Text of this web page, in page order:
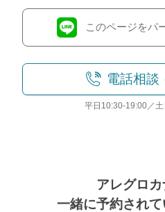
このページをパ
電話相談
平日10:30-19:00／
アレグロ
一緒に予約され